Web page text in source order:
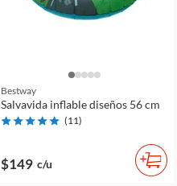
Bestway
Salvavida inflable diseños 56 cm
(11)
$149 c/u